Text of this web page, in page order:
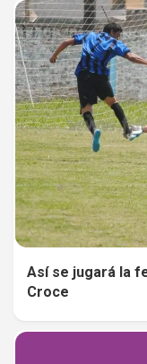
Así se jugará la
Croce